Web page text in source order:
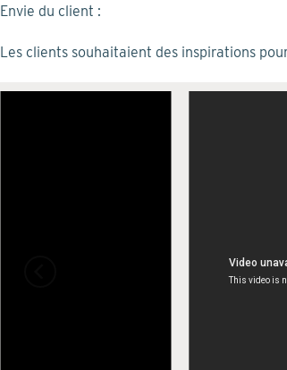
Skip
content
Envie du client :
Les clients souhaitaient des inspirations